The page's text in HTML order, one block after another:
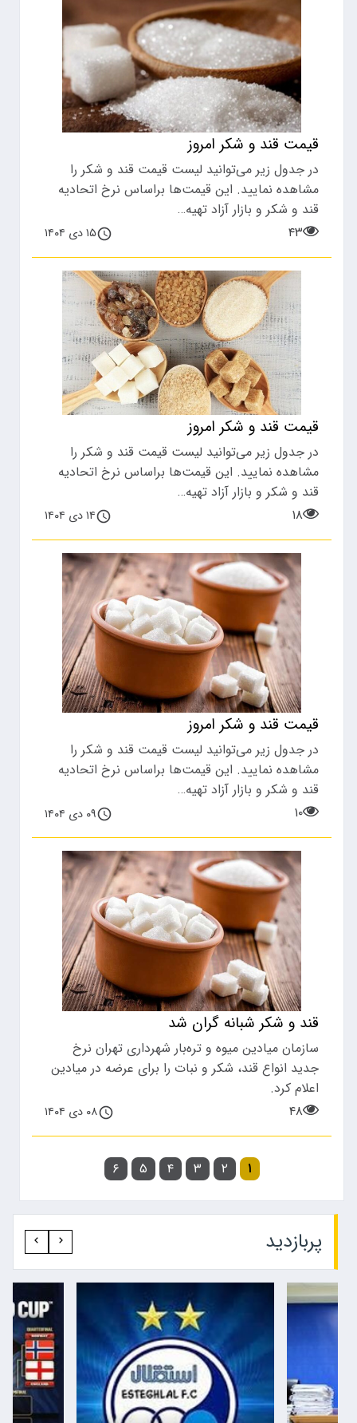
قیمت قند و شکر امروز
در جدول زیر می‌توانید لیست قیمت قند و شکر را
مشاهده نمایید. این قیمت‌ها براساس نرخ اتحادیه
قند و شکر و بازار آزاد تهیه…
۴۳
۱۵ دی ۱۴۰۴
قیمت قند و شکر امروز
در جدول زیر می‌توانید لیست قیمت قند و شکر را
مشاهده نمایید. این قیمت‌ها براساس نرخ اتحادیه
قند و شکر و بازار آزاد تهیه…
۱۸
۱۴ دی ۱۴۰۴
قیمت قند و شکر امروز
در جدول زیر می‌توانید لیست قیمت قند و شکر را
مشاهده نمایید. این قیمت‌ها براساس نرخ اتحادیه
قند و شکر و بازار آزاد تهیه…
۱۰
۰۹ دی ۱۴۰۴
قند و شکر شبانه گران شد
سازمان میادین میوه و تره‌بار شهرداری تهران نرخ
جدید انواع قند، شکر و نبات را برای عرضه در میادین
اعلام کرد.
۴۸
۰۸ دی ۱۴۰۴
۱ ۲ ۳ ۴ ۵ ۶
پربازدید‍